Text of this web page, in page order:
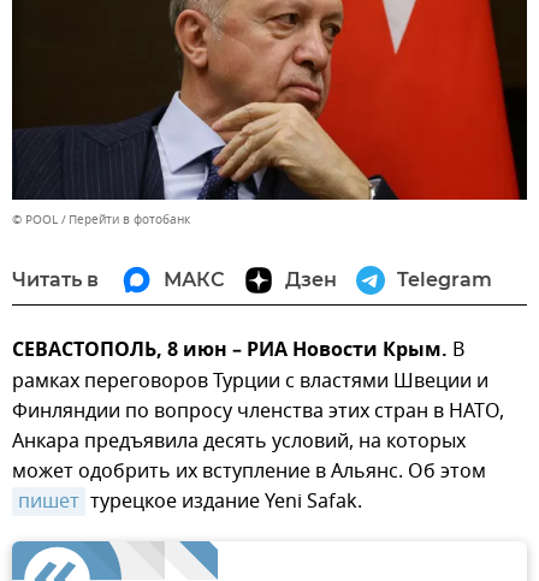
© POOL Перейти в фотобанк
Читать в МАКС Дзен Telegram
СЕВАСТОПОЛЬ, 8 июн – РИА Новости Крым. В
рамках переговоров Турции с властями Швеции и
Финляндии по вопросу членства этих стран в НАТО,
Анкара предъявила десять условий, на которых
может одобрить их вступление в Альянс. Об этом
пишет турецкое издание Yeni Safak.